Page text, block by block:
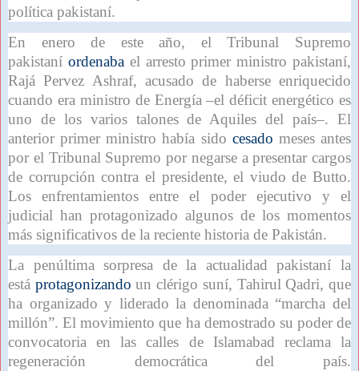
política pakistaní.
En enero de este año, el Tribunal Supremo
pakistaní ordenabael arresto primer ministro pakistaní,
Rajá Pervez Ashraf, acusado de haberse enriquecido
cuando era ministro de Energía –el déficit energético es
uno de los varios talones de Aquiles del país–. El
anterior primer ministro había sido cesado meses antes
por el Tribunal Supremo por negarse a presentar cargos
de corrupción contra el presidente, el viudo de Butto.
Los enfrentamientos entre el poder ejecutivo y el
judicial han protagonizado algunos de los momentos
más significativos de la reciente historia de Pakistán.
La penúltima sorpresa de la actualidad pakistaní la
está protagonizando un clérigo suní, Tahirul Qadri, que
ha organizado y liderado la denominada “marcha del
millón”. El movimiento que ha demostrado su poder de
convocatoria en las calles de Islamabad reclama la
regeneración democrática del país.